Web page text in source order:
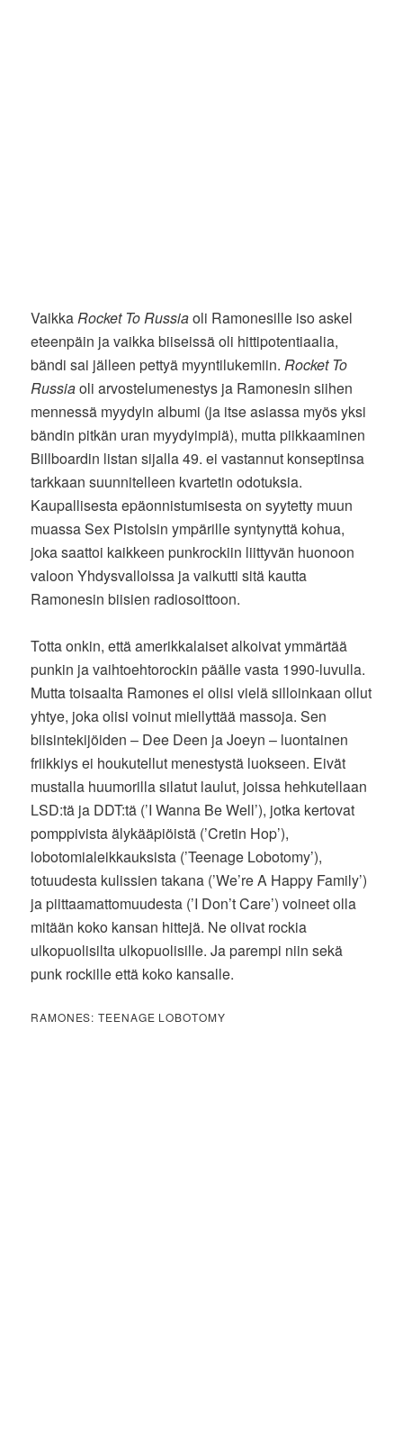
VaikkaRocket To Russiaoli Ramonesille iso askel
eteenpäin ja vaikka biiseissä oli hittipotentiaalia,
bändi sai jälleen pettyä myyntilukemiin.Rocket To
Russiaoli arvostelumenestys ja Ramonesin siihen
mennessä myydyin albumi (ja itse asiassa myös yksi
bändin pitkän uran myydyimpiä), mutta piikkaaminen
Billboardin listan sijalla 49. ei vastannut konseptinsa
tarkkaan suunnitelleen kvartetin odotuksia.
Kaupallisesta epäonnistumisesta on syytetty muun
muassa Sex Pistolsin ympärille syntynyttä kohua,
joka saattoi kaikkeen punkrockiin liittyvän huonoon
valoon Yhdysvalloissa ja vaikutti sitä kautta
Ramonesin biisien radiosoittoon.
Totta onkin, että amerikkalaiset alkoivat ymmärtää
punkin ja vaihtoehtorockin päälle vasta 1990-luvulla.
Mutta toisaalta Ramones ei olisi vielä silloinkaan ollut
yhtye, joka olisi voinut miellyttää massoja. Sen
biisintekijöiden – Dee Deen ja Joeyn – luontainen
friikkiys ei houkutellut menestystä luokseen. Eivät
mustalla huumorilla silatut laulut, joissa hehkutellaan
LSD:tä ja DDT:tä (’I Wanna Be Well’), jotka kertovat
pomppivista älykääpiöistä (’Cretin Hop’),
lobotomialeikkauksista (’Teenage Lobotomy’),
totuudesta kulissien takana (’We’re A Happy Family’)
ja piittaamattomuudesta (’I Don’t Care’) voineet olla
mitään koko kansan hittejä. Ne olivat rockia
ulkopuolisilta ulkopuolisille. Ja parempi niin sekä
punk rockille että koko kansalle.
RAMONES: TEENAGE LOBOTOMY